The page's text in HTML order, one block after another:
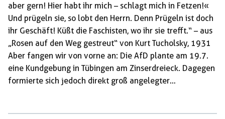
aber gern! Hier habt ihr mich – schlagt mich in Fetzen!«
Und prügeln sie, so lobt den Herrn. Denn Prügeln ist doch
ihr Geschäft! Küßt die Faschisten, wo ihr sie trefft.“ – aus
„Rosen auf den Weg gestreut“ von Kurt Tucholsky, 1931
Aber fangen wir von vorne an: Die AfD plante am 19.7.
eine Kundgebung in Tübingen am Zinserdreieck. Dagegen
formierte sich jedoch direkt groß angelegter